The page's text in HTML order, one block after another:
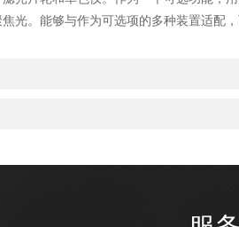
。能够与作为可选项的多种装置适配